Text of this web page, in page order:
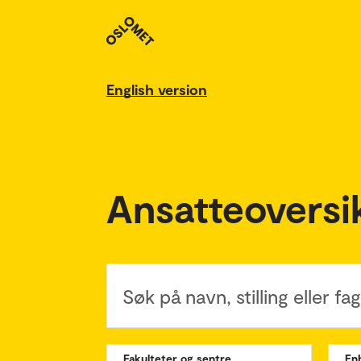
English version
Søk på navn, stilling eller
Fakulteter og sentre